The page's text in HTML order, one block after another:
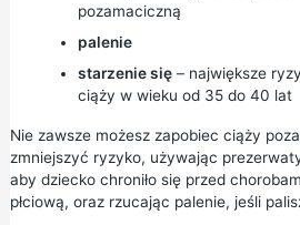
pozamaciczną
palenie
starzenie się– największe
ciąży w wieku od 35 do 40 lat
Nie zawsze możesz zapobiec ciąży
zmniejszyć ryzyko, używając
aby dziecko chroniło się przed
płciową, oraz rzucając palenie, jeśli